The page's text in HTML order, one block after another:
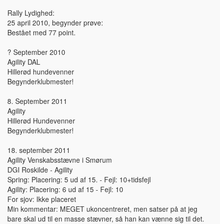
Rally Lydighed:
25 april 2010, begynder prøve:
Bestået med 77 point.
? September 2010
Agility DAL
Hillerød hundevenner
Begynderklubmester!
8. September 2011
Agility
Hillerød Hundevenner
Begynderklubmester!
18. september 2011
Agility Venskabsstævne i Smørum
DGI Roskilde - Agility
Spring: Placering: 5 ud af 15. - Fejl: 10+tidsfejl
Agility: Placering: 6 ud af 15 - Fejl: 10
For sjov: Ikke placeret
Min kommentar: MEGET ukoncentreret, men satser på at jeg
bare skal ud til en masse stævner, så han kan vænne sig til det.